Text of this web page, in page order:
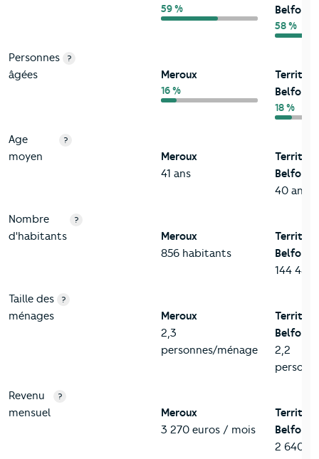
59 %
Belfort
58 %
Personnes
âgées
?
Meroux
16 %
Belfort
18 %
Age
moyen
?
Meroux
41 ans
Belfort
40 ans
Nombre
d'habitants
?
Meroux
856 habitants
Belfort
144
Taille des
ménages
?
Meroux
2,3
personnes/ménage
Belfort
2,2
Revenu
mensuel
?
Meroux
3 270 euros / mois
Belfort
2 640